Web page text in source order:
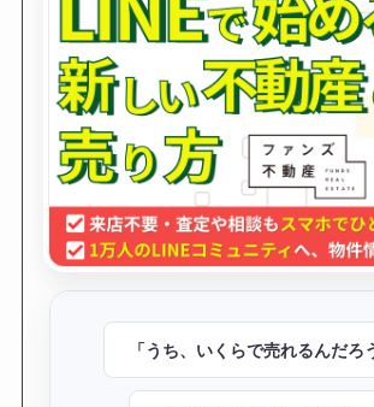
「うち、いくらで売れるんだろ